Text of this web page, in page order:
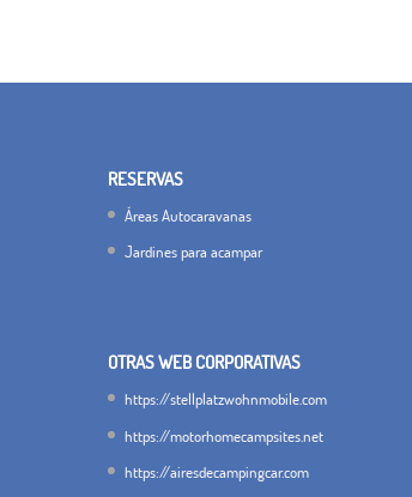
RESERVAS
Áreas Autocaravanas
Jardines para acampar
OTRAS WEB CORPORATIVAS
https://stellplatzwohnmobile.com
https://motorhomecampsites.net
https://airesdecampingcar.com